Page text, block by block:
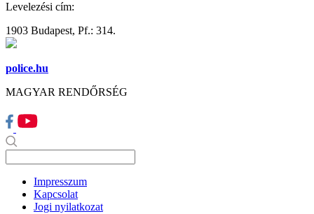
Levelezési cím:
1903 Budapest, Pf.: 314.
police.hu
MAGYAR RENDŐRSÉG
Impresszum
Kapcsolat
Jogi nyilatkozat